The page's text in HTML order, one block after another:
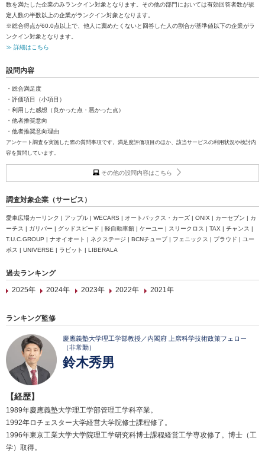
数を満たした企業のみランクイン対象となります。その他の部門においては有効回答者数が規
定人数の半数以上の企業がランクイン対象となります。
※総合得点が60.0点以上で、他人に薦めたくないと回答した人の割合が基準値以下の企業がラ
ンクイン対象となります。
≫ 詳細はこちら
設問内容
・総合満足度
・評価項目（小項目）
・利用した感想（良かった点・悪かった点）
・他者推奨意向
・他者推奨意向理由
アンケート調査を実施した際の質問事項です。満足度評価項目のほか、該当サービスの利用状況や検討内
容を質問しています。
その他の設問内容はこちら
調査対象企業（サービス）
愛車広場カーリンク | アップル | WECARS | オートバックス・カーズ | ONIX | カーセブン | カ
ーチス | ガリバー | グッドスピード | 軽自動車館 | ケーユー | スリークロス | TAX | チャンス |
T.U.C.GROUP | ナオイオート | ネクステージ | BCNチューブ | フェニックス | プラウド | ユー
ポス | UNIVERSE | ラビット | LIBERALA
過去ランキング
2025年
2024年 2023年 2022年 2021年
ランキング監修
慶應義塾大学理工学部教授／内閣府 上席科学技術政策フェロー
（非常勤）
鈴木秀男
【経歴】
1989年慶應義塾大学理工学部管理工学科卒業。
1992年ロチェスター大学経営大学院修士課程修了。
1996年東京工業大学大学院理工学研究科博士課程経営工学専攻修了。博士（工
学）取得。